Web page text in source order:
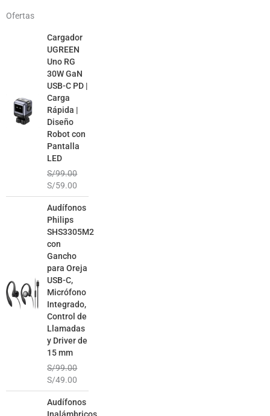
Ofertas
Cargador
UGREEN
Uno RG
30W GaN
USB-C PD |
Carga
Rápida |
Diseño
Robot con
Pantalla
LED
S/99.00
precio
S/59.00
Audífonos
Philips
SHS3305M2
con
Gancho
para Oreja
USB-C,
Micrófono
Integrado,
Control de
Llamadas
y Driver de
15 mm
S/99.00
precio
original
S/99.00.
S/49.00
Audífonos
precio
precio